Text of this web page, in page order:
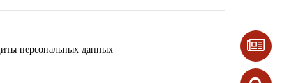
персональных данных